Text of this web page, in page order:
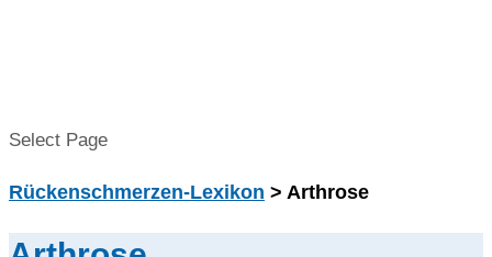
Select Page
Rückenschmerzen-Lexikon > Arthrose